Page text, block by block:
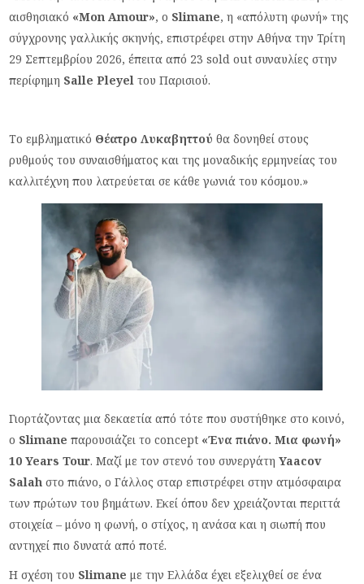
αισθησιακό «Mon Amour», ο Slimane, η «απόλυτη φωνή» της
σύγχρονης γαλλικής σκηνής, επιστρέφει στην Αθήνα την Τρίτη
29 Σεπτεμβρίου 2026, έπειτα από 23 sold out συναυλίες στην
περίφημη Salle Pleyel του Παρισιού.
Το εμβληματικό Θέατρο Λυκαβηττού θα δονηθεί στους
ρυθμούς του συναισθήματος και της μοναδικής ερμηνείας του
καλλιτέχνη που λατρεύεται σε κάθε γωνιά του κόσμου.»
Γιορτάζοντας μια δεκαετία από τότε που συστήθηκε στο κοινό,
ο Slimane παρουσιάζει το concept «Ένα πιάνο. Μια φωνή»
10Years Tour. Μαζί με τον στενό του συνεργάτηYaacov
Salah στο πιάνο, ο Γάλλος σταρ επιστρέφει στην ατμόσφαιρα
των πρώτων του βημάτων. Εκεί όπου δεν χρειάζονται περιττά
στοιχεία – μόνο η φωνή, ο στίχος, η ανάσα και η σιωπή που
αντηχεί πιο δυνατά από ποτέ.
Η σχέση του Slimane με την Ελλάδα έχει εξελιχθεί σε ένα